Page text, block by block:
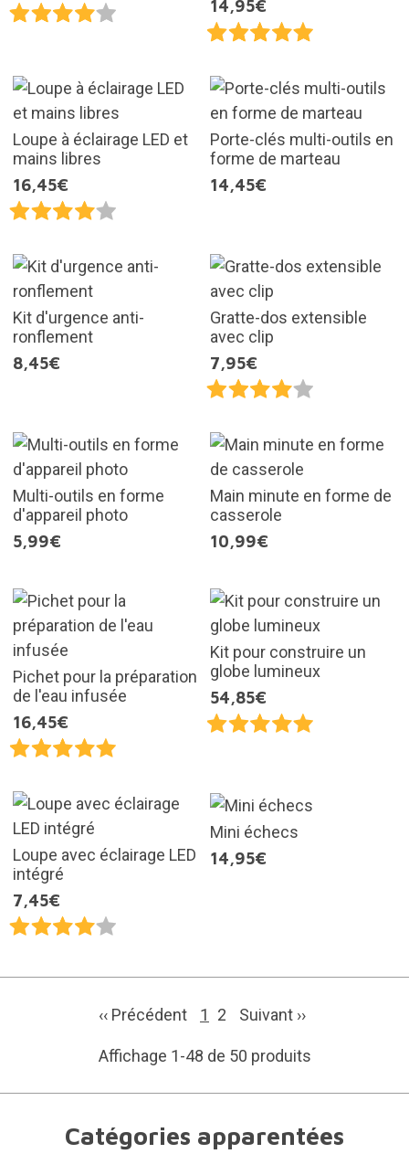
14,95€
Loupe à éclairage LED et
mains libres
16,45€
Porte-clés multi-outils en
forme de marteau
14,45€
Kit d'urgence anti-
ronflement
8,45€
Gratte-dos extensible
avec clip
7,95€
Multi-outils en forme
d'appareil photo
5,99€
Main minute en forme de
casserole
10,99€
Pichet pour la préparation
de l'eau infusée
16,45€
Kit pour construire un
globe lumineux
54,85€
Loupe avec éclairage LED
intégré
7,45€
Mini échecs
14,95€
‹‹ Précédent 1 2 Suivant ››
Affichage 1-48 de 50 produits
Catégories apparentées